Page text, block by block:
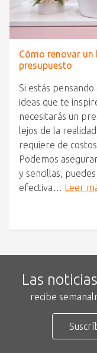
Cómo renovar
presupuesto
Si estás
ideas que te
necesitarás un
lejos de la
requiere de
Podemos
y sencillas,
efectiva… Leer
Las
recibe